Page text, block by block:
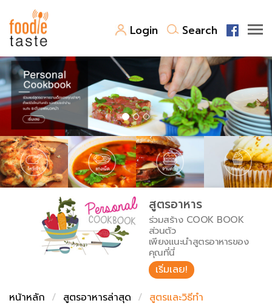
Login Search
สูตรอาหาร
สูตรอาหารล่าสุด
Top Foodie
พาไปชิม
สารพันก้นครัว
เคล็ดลับน่ารู้
เปรียบเทียบหน่วยการตวง
เปรียบเทียบอุณหภูมิ
เปรียบเทียบน้ำหนักวัตถุดิบ
FoodPedia
สร้าง Cookbook
สูตรอาหาร
ร่วมสร้าง COOK BOOK
ส่วนตัว
เพียงแนะนำสูตรอาหารของ
คุณที่นี่
เริ่มเลย!
หน้าหลัก
สูตรอาหารล่าสุด สูตรและวิธีทำ